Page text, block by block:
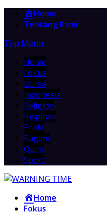
Home
Tentang Kami
Top Menu
Home
Fokus
Dunia
Indonesia
Religion
Inspirasi
Profil
Ragam
Opini
Sport
Home
Fokus